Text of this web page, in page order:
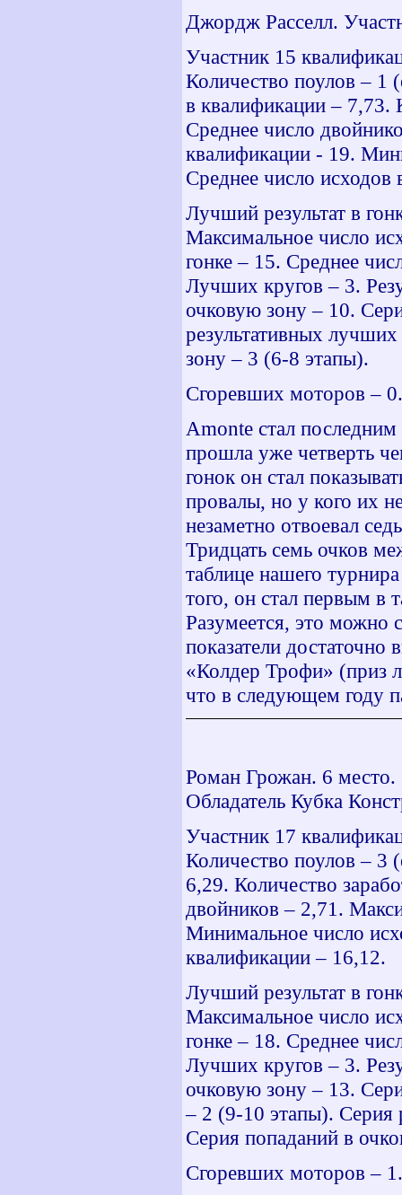
Джордж Расселл.
Участник 15
Количество поулов – 1
в квалификации – 7,73.
Среднее число
квалификации - 19.
Среднее число
Лучший результат в
Максимальное число
гонке – 15. Среднее
Лучших кругов – 3.
очковую зону – 10.
результативных
зону – 3 (6-8 этапы).
Сгоревших моторов –
Amonte стал
прошла уже четверть
гонок он стал
провалы, но у кого их
незаметно отвоевал
Тридцать семь очков
таблице нашего
того, он стал первым в
Разумеется, это можно
показатели
«Колдер Трофи» (приз
что в следующем году
Роман Грожан. 6
Обладатель Кубка
Участник 17
Количество поулов – 3
6,29. Количество
двойников – 2,71.
Минимальное число
квалификации – 16,12.
Лучший результат в
Максимальное число
гонке – 18. Среднее
Лучших кругов – 3.
очковую зону – 13.
– 2 (9-10 этапы). Серия
Серия попаданий в
Сгоревших моторов –